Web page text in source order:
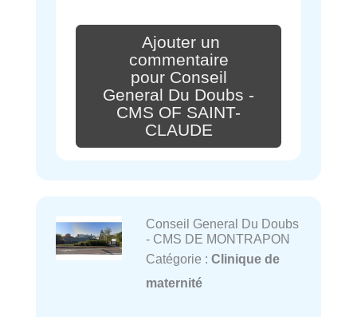
Ajouter un
commentaire
pour Conseil
General Du Doubs -
CMS OF SAINT-
CLAUDE
Conseil General Du Doubs
- CMS DE MONTRAPON
Catégorie : Clinique de
maternité